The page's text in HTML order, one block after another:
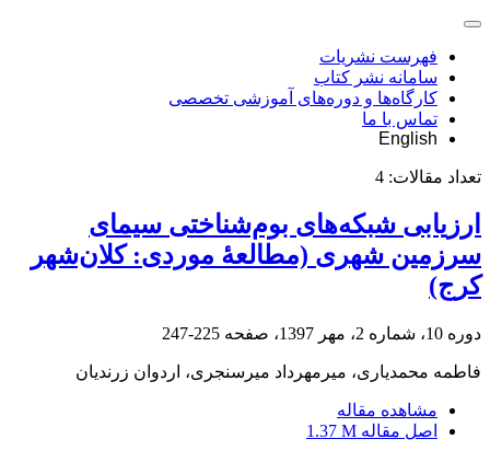
فهرست نشریات
سامانه نشر کتاب
کارگاه‌ها و دوره‌های آموزشی تخصصی
تماس با ما
English
تعداد مقالات: 4
ارزیابی شبکه‌های بوم‌شناختی سیمای
سرزمین شهری (مطالعۀ موردی: کلان‌شهر
کرج)
دوره 10، شماره 2، مهر 1397، صفحه 225-247
فاطمه محمدیاری، میرمهرداد میرسنجری، اردوان زرندیان
مشاهده مقاله
اصل مقاله 1.37 M